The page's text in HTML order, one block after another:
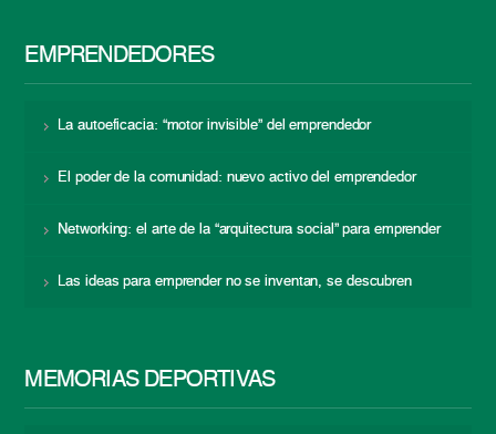
EMPRENDEDORES
La autoeficacia: “motor invisible” del emprendedor
El poder de la comunidad: nuevo activo del emprendedor
Networking: el arte de la “arquitectura social” para emprender
Las ideas para emprender no se inventan, se descubren
MEMORIAS DEPORTIVAS